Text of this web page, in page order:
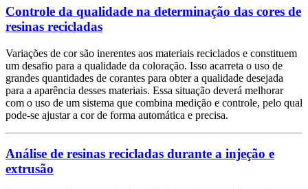
Controle da qualidade na determinação das cores de
resinas recicladas
Variações de cor são inerentes aos materiais reciclados e constituem
um desafio para a qualidade da coloração. Isso acarreta o uso de
grandes quantidades de corantes para obter a qualidade desejada
para a aparência desses materiais. Essa situação deverá melhorar
com o uso de um sistema que combina medição e controle, pelo qual
pode-se ajustar a cor de forma automática e precisa.
Análise de resinas recicladas durante a injeção e
extrusão